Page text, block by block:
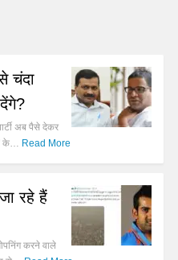
चंदा
अब पैसे देकर
के… Read More
रहे हैं
करने वाले